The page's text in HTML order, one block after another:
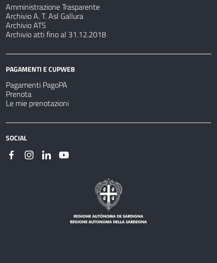
Amministrazione Trasparente
Archivio A. T. Asl Gallura
Archivio ATS
Archivio atti fino al 31.12.2018
PAGAMENTI E CUPWEB
Pagamenti PagoPA
Prenota
Le mie prenotazioni
SOCIAL